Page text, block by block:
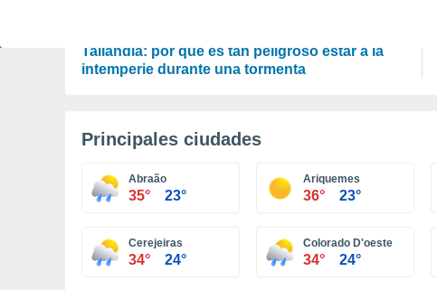
Tailandia: por qué es tan peligroso estar a la
intemperie durante una tormenta
Principales ciudades
Abraão
35° 23°
Ariquemes
36° 23°
Cerejeiras
34° 24°
Colorado D'oeste
34° 24°